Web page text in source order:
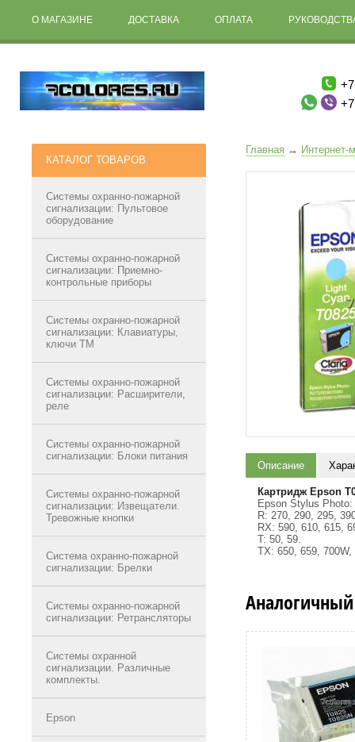
О МАГАЗИНЕ ДОСТАВКА ОПЛАТА
КАТАЛОГ ТОВАРОВ
Системы охранно-пожарной
сигнализации: Пультовое
оборудование
Системы охранно-пожарной
сигнализации: Приемно-
контрольные приборы
Системы охранно-пожарной
сигнализации: Клавиатуры,
ключи ТМ
Системы охранно-пожарной
сигнализации: Расширители,
реле
Системы охранно-пожарной
сигнализации: Блоки питания
Системы охранно-пожарной
сигнализации: Извещатели.
Тревожные кнопки
Система охранно-пожарной
сигнализации: Брелки
Системы охранно-пожарной
сигнализации: Ретрансляторы
Системы охранной
сигнализации. Различные
комплекты.
Epson
Главная → Интернет-
Описание
Картридж Epson
Epson Stylus Photo:
R: 270, 290, 295,
RX: 590, 610, 615,
T: 50, 59.
TX: 650, 659, 700W,